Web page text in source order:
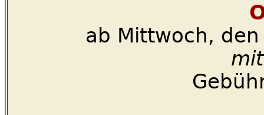
ab Mittwoch,